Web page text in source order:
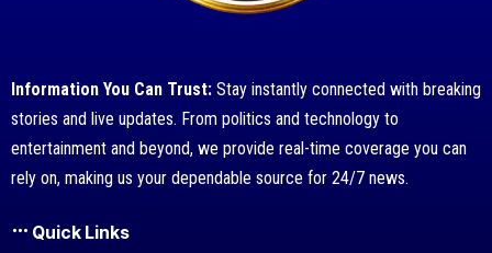
Information You Can Trust: Stay instantly connected with breaking
stories and live updates. From politics and technology to
entertainment and beyond, we provide real-time coverage you can
rely on, making us your dependable source for 24/7 news.
Quick Links